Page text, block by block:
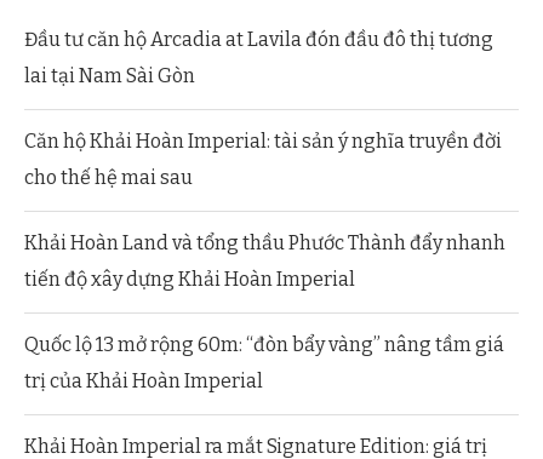
Đầu tư căn hộ Arcadia at Lavila đón đầu đô thị tương
lai tại Nam Sài Gòn
Căn hộ Khải Hoàn Imperial: tài sản ý nghĩa truyền đời
cho thế hệ mai sau
Khải Hoàn Land và tổng thầu Phước Thành đẩy nhanh
tiến độ xây dựng Khải Hoàn Imperial
Quốc lộ 13 mở rộng 60m: “đòn bẩy vàng” nâng tầm giá
trị của Khải Hoàn Imperial
Khải Hoàn Imperial ra mắt Signature Edition: giá trị